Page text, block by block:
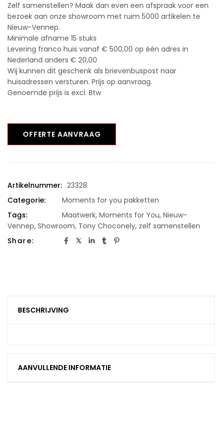
Zelf samenstellen? Maak dan even een afspraak voor een
bezoek aan onze showroom met ruim 5000 artikelen te
Nieuw-Vennep.
Minimale afname 15 stuks
Levering franco huis vanaf € 500,00 op één adres in
Nederland anders € 20,00
Wij kunnen dit geschenk als brievenbuspost naar
huisadressen versturen. Prijs op aanvraag.
Genoemde prijs is excl. Btw
OFFERTE AANVRAAG
Artikelnummer: 23328
Categorie:
Moments for you pakketten
Tags:
Maatwerk, Moments for You, Nieuw-
Vennep, Showroom, Tony Choconely, zelf samenstellen
Share:
BESCHRIJVING
AANVULLENDE INFORMATIE